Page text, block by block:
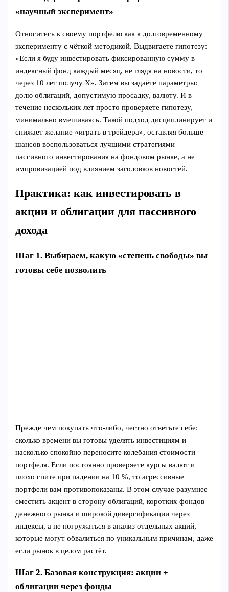
«научный эксперимент»
Относитесь к своему портфелю как к долговременному
эксперименту с чёткой методикой. Выдвигаете гипотезу:
«Если я буду инвестировать фиксированную сумму в
индексный фонд каждый месяц, не глядя на новости, то
через 10 лет получу X». Затем вы задаёте параметры:
долю облигаций, допустимую просадку, валюту. И в
течение нескольких лет просто проверяете гипотезу,
минимально вмешиваясь. Такой подход дисциплинирует и
снижает желание «играть в трейдера», оставляя больше
шансов воспользоваться лучшими стратегиями
пассивного инвестирования на фондовом рынке, а не
импровизацией под влиянием заголовков новостей.
Практика: как инвестировать в
акции и облигации для пассивного
дохода
Шаг 1. Выбираем, какую «степень свободы» вы
готовы себе позволить
Прежде чем покупать что‑либо, честно ответьте себе:
сколько времени вы готовы уделять инвестициям и
насколько спокойно переносите колебания стоимости
портфеля. Если постоянно проверяете курсы валют и
плохо спите при падении на 10 %, то агрессивные
портфели вам противопоказаны. В этом случае разумнее
сместить акцент в сторону облигаций, коротких фондов
денежного рынка и широкой диверсификации через
индексы, а не погружаться в анализ отдельных акций,
которые могут обвалиться по уникальным причинам, даже
если рынок в целом растёт.
Шаг 2. Базовая конструкция: акции +
облигации через фонды